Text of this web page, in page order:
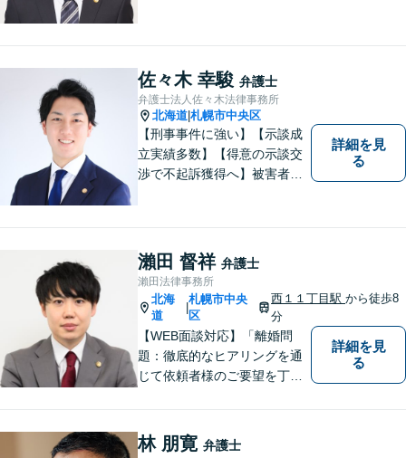
り、地域の皆さまにとって、
もっと身近な存在になりたい
と考えています。離婚、相
続、交通事故、借金、労働、
刑事事件など
佐々木 幸駿 弁護士
弁護士法人佐々木法律事務所
北海道 札幌市中央区
【刑事事件に強い】【示談成
立実績多数】【得意の示談交
渉で不起訴獲得へ】被害者感
す】スピード対応で少しでも
早い釈放へ！離婚トラブル／
交通事故被害の方の対応実績
多数
詳細を見
る
瀨田 督祥 弁護士
瀨田法律事務所
北海
道
|
札幌市中央
区
西１１丁目駅から徒歩8
分
【WEB面談対応】「離婚問
題：徹底的なヒアリングを通
じて依頼者様のご要望を丁寧
様が納得できる解決を目指し
ます！遺産分割の相談を中心
に幅広い相談に対応」【休
詳細を見
る
林 朋寛 弁護士